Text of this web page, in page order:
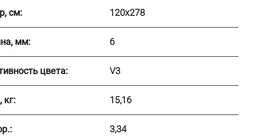
см: 120x278
мм: 6
цвета: V3
кг: 15,16
3,34